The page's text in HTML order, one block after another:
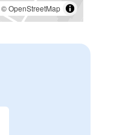
©OpenStreetMap